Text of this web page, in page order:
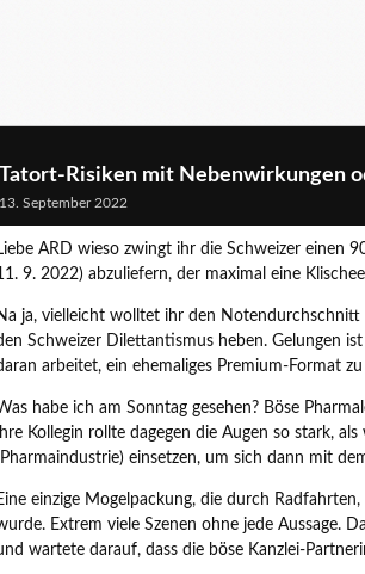
Tatort-Risiken mit Nebenwirkungen
13. September 2022
ARD wieso zwingt ihr die Schweizer einen
9. 2022) abzuliefern, der maximal eine
ja, vielleicht wolltet ihr den
Schweizer Dilettantismus heben. Gelungen
arbeitet, ein ehemaliges Premium-Format
habe ich am Sonntag gesehen? Böse
Kollegin rollte dagegen die Augen so stark,
einsetzen, um sich dann mit
einzige Mogelpackung, die durch
Extrem viele Szenen ohne jede Aussage.
wartete darauf, dass die böse Kanzlei-